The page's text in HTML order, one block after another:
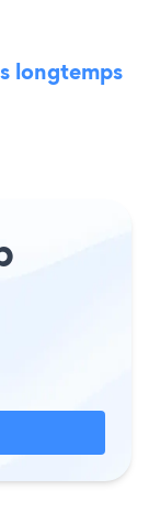
longtemps